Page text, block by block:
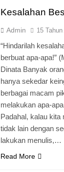
Kesalahan
Admin 15
“Hindarilah
berbuat apa-apa!”
Dinata Banyak
hanya sekedar
berbagai macam
melakukan apa-
Padahal, kalau kita
tidak lain dengan
lakukan menulis,…
Read More